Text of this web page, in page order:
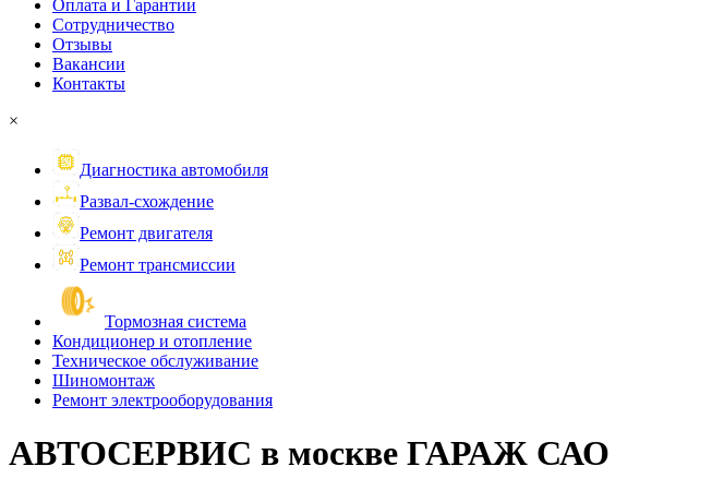
Оплата и Гарантии
Сотрудничество
Отзывы
Вакансии
Контакты
×
Диагностика автомобиля
Развал-схождение
Ремонт двигателя
Ремонт трансмиссии
Тормозная система
Кондиционер и отопление
Техническое обслуживание
Шиномонтаж
Ремонт электрооборудования
АВТОСЕРВИС в москве ГАРАЖ САО